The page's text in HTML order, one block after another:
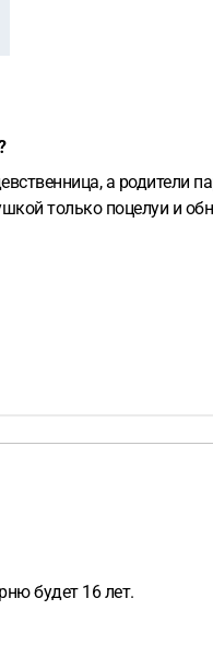
а родители
только поцелуи и
будет 16 лет.